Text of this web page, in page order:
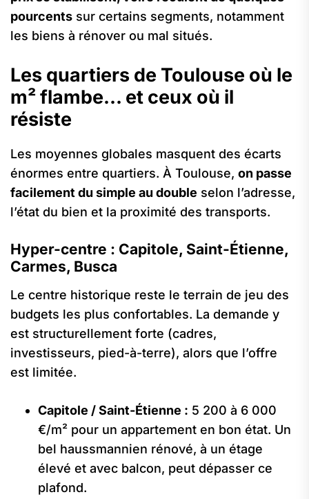
pourcents sur certains segments, notamment
les biens à rénover ou mal situés.
Les quartiers de Toulouse où le
m² flambe… et ceux où il
résiste
Les moyennes globales masquent des écarts
énormes entre quartiers. À Toulouse, on passe
facilement du simple au double selon l’adresse,
l’état du bien et la proximité des transports.
Hyper-centre : Capitole, Saint-Étienne,
Carmes, Busca
Le centre historique reste le terrain de jeu des
budgets les plus confortables. La demande y
est structurellement forte (cadres,
investisseurs, pied-à-terre), alors que l’offre
est limitée.
Capitole / Saint-Étienne : 5 200 à 6 000
€/m² pour un appartement en bon état. Un
bel haussmannien rénové, à un étage
élevé et avec balcon, peut dépasser ce
plafond.